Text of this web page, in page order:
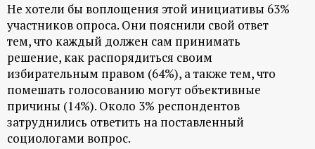
и
о
н
н
Не хотели бы воплощения этой инициативы 63%
участников опроса. Они пояснили свой ответ
тем, что каждый должен сам принимать
решение, как распорядиться своим
избирательным правом (64%), а также тем, что
помешать голосованию могут объективные
причины (14%). Около 3% респондентов
затруднились ответить на поставленный
социологами вопрос.